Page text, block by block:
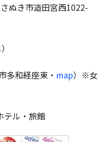
ぬき市造田宮西1022-
多和経座東・ map）※女
テル・旅館